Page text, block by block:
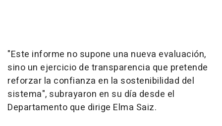
"Este informe no supone una nueva evaluación,
sino un ejercicio de transparencia que pretende
reforzar la confianza en la sostenibilidad del
sistema", subrayaron en su día desde el
Departamento que dirige Elma Saiz.